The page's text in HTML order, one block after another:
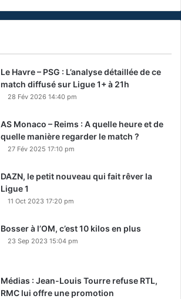
Le Havre – PSG : L’analyse détaillée de ce
match diffusé sur Ligue 1+ à 21h
28 Fév 2026 14:40 pm
AS Monaco – Reims : A quelle heure et de
quelle manière regarder le match ?
27 Fév 2025 17:10 pm
DAZN, le petit nouveau qui fait rêver la
Ligue 1
11 Oct 2023 17:20 pm
Bosser à l’OM, c’est 10 kilos en plus
23 Sep 2023 15:04 pm
Médias : Jean-Louis Tourre refuse RTL,
RMC lui offre une promotion